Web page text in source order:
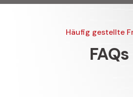
Häufig gestellte
FAQs